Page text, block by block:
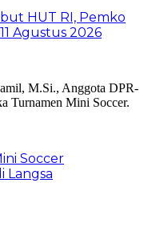
HUT RI, Pemko
Agustus 2026
Soccer
Langsa